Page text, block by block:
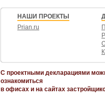
НАШИ ПРОЕКТЫ
Prian.ru
С проектными декларациями
ознакомиться
в офисах и на сайтах